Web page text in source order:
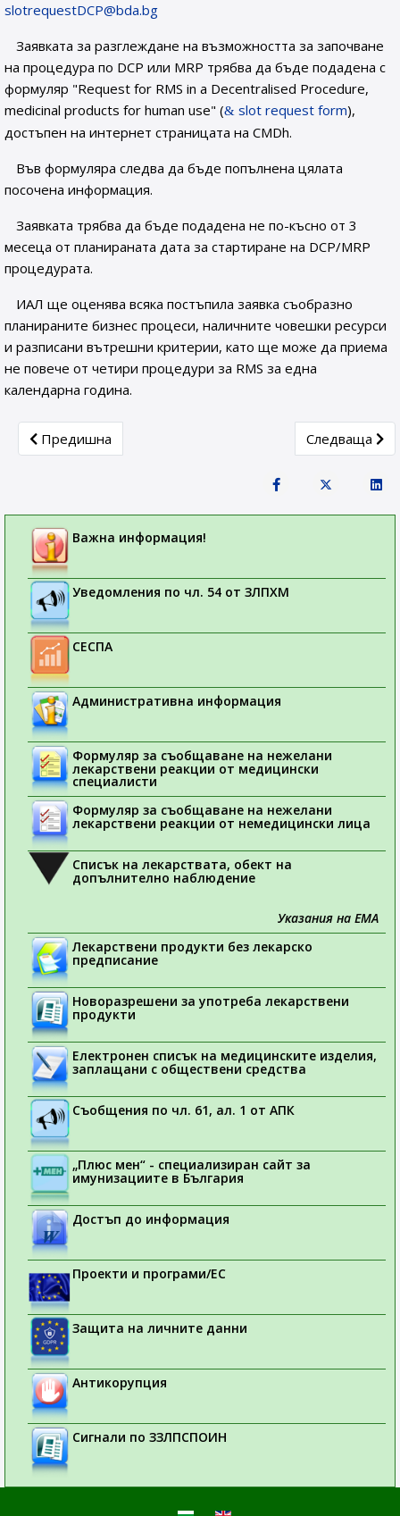
slotrequestDCP@bda.bg
Заявката за разглеждане на възможността за започване
на процедура по DCP или MRP трябва да бъде подадена с
формуляр "Request for RMS in a Decentralised Procedure,
medicinal products for human use" (
slot request form),
достъпен на интернет страницата на CMDh.
Във формуляра следва да бъде попълнена цялата
посочена информация.
Заявката трябва да бъде подадена не по-късно от 3
месеца от планираната дата за стартиране на DCP/MRP
процедурата.
ИАЛ ще оценява всяка постъпила заявка съобразно
планираните бизнес процеси, наличните човешки ресурси
и разписани вътрешни критерии, като ще може да приема
не повече от четири процедури за RMS за една
календарна година.
Previous article: Такси
Предишна Next article:
Следваща
Важна информация!
Уведомления по чл. 54 от ЗЛПХМ
СЕСПА
Административна информация
Формуляр за съобщаване на нежелани
лекарствени реакции от медицински
специалисти
Формуляр за съобщаване на нежелани
лекарствени реакции от немедицински лица
Списък на лекарствата, обект на
допълнително наблюдение
Указания на ЕМА
Лекарствени продукти без лекарско
предписание
Новоразрешени за употреба лекарствени
продукти
Електронен списък на медицинските изделия,
заплащани с обществени средства
Съобщения по чл. 61, ал. 1 от АПК
„Плюс мен“ - специализиран сайт за
имунизациите в България
Достъп до информация
Проекти и програми/ЕС
Защита на личните данни
Антикорупция
Сигнали по ЗЗЛПСПОИН